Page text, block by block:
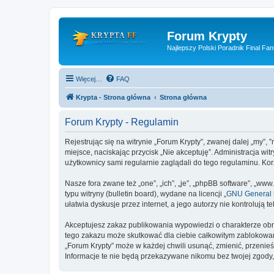
Forum Krypty
Najlepszy Polski Poradnik Final
Więcej… FAQ
Krypta - Strona główna Strona główna
Forum Krypty - Regulamin
Rejestrując się na witrynie „Forum Krypty”, zwanej dalej
miejsce, naciskając przycisk „Nie akceptuję”. Administracja
użytkownicy sami regularnie zaglądali do tego regulaminu.
Nasze fora zwane też „one”, „ich”, „je”, „phpBB software”,
typu witryny (bulletin board), wydane na licencji „ GNU General
ułatwia dyskusje przez internet, a jego autorzy nie kontrolują
Akceptujesz zakaz publikowania wypowiedzi o charakterze
tego zakazu może skutkować dla ciebie całkowitym
„Forum Krypty” może w każdej chwili usunąć, zmienić,
Informacje te nie będą przekazywane nikomu bez twojej